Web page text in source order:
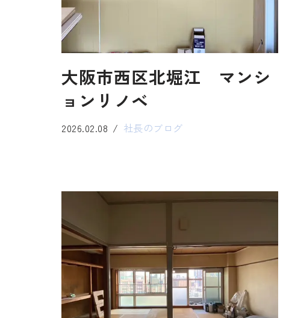
大阪市西区北堀江 マンシ
ョンリノベ
2026.02.08 社長のブログ